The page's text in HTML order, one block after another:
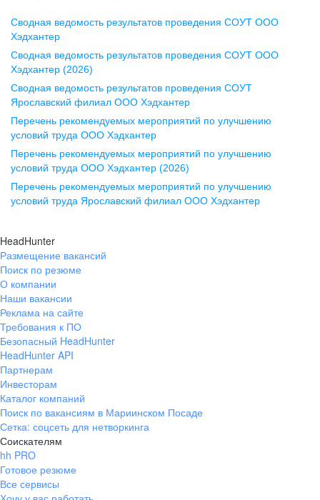
Воронеж
ул. Комиссаржевской, д. 10,
офис 1212
+7 473 280-05-05
pr@vrn.hh.ru
ул. Спартаковская, д. 2А, этаж 3,
помещение 15
+7 843 212-12-50
Екатеринбург
ул. Боевых Дружин, стр. 20,
+7 343 226-79-99
pr@ural.hh.ru
ул. Янковского, д. 169, 7 этаж,
706 каб.
+7 861 205-55-57
pr@krd.hh.ru
Владивосток
пер. Ланинский д. 4, офис 3.4
Сводная ведомость результатов проведения СОУТ ООО
Хэдхантер
Сводная ведомость результатов проведения СОУТ ООО
Хэдхантер (2026)
Сводная ведомость результатов проведения СОУТ
Ярославский филиал ООО Хэдхантер
Перечень рекомендуемых мероприятий по улучшению
условий труда ООО Хэдхантер
Перечень рекомендуемых мероприятий по улучшению
условий труда ООО Хэдхантер (2026)
Перечень рекомендуемых мероприятий по улучшению
условий труда Ярославский филиал ООО Хэдхантер
HeadHunter
Размещение вакансий
Поиск по резюме
О компании
Наши вакансии
Реклама на сайте
Требования к ПО
Безопасный HeadHunter
HeadHunter API
Партнерам
Инвесторам
Каталог компаний
Поиск по вакансиям в Мариинском Посаде
Сетка: соцсеть для нетворкинга
Соискателям
hh PRO
Готовое резюме
Все сервисы